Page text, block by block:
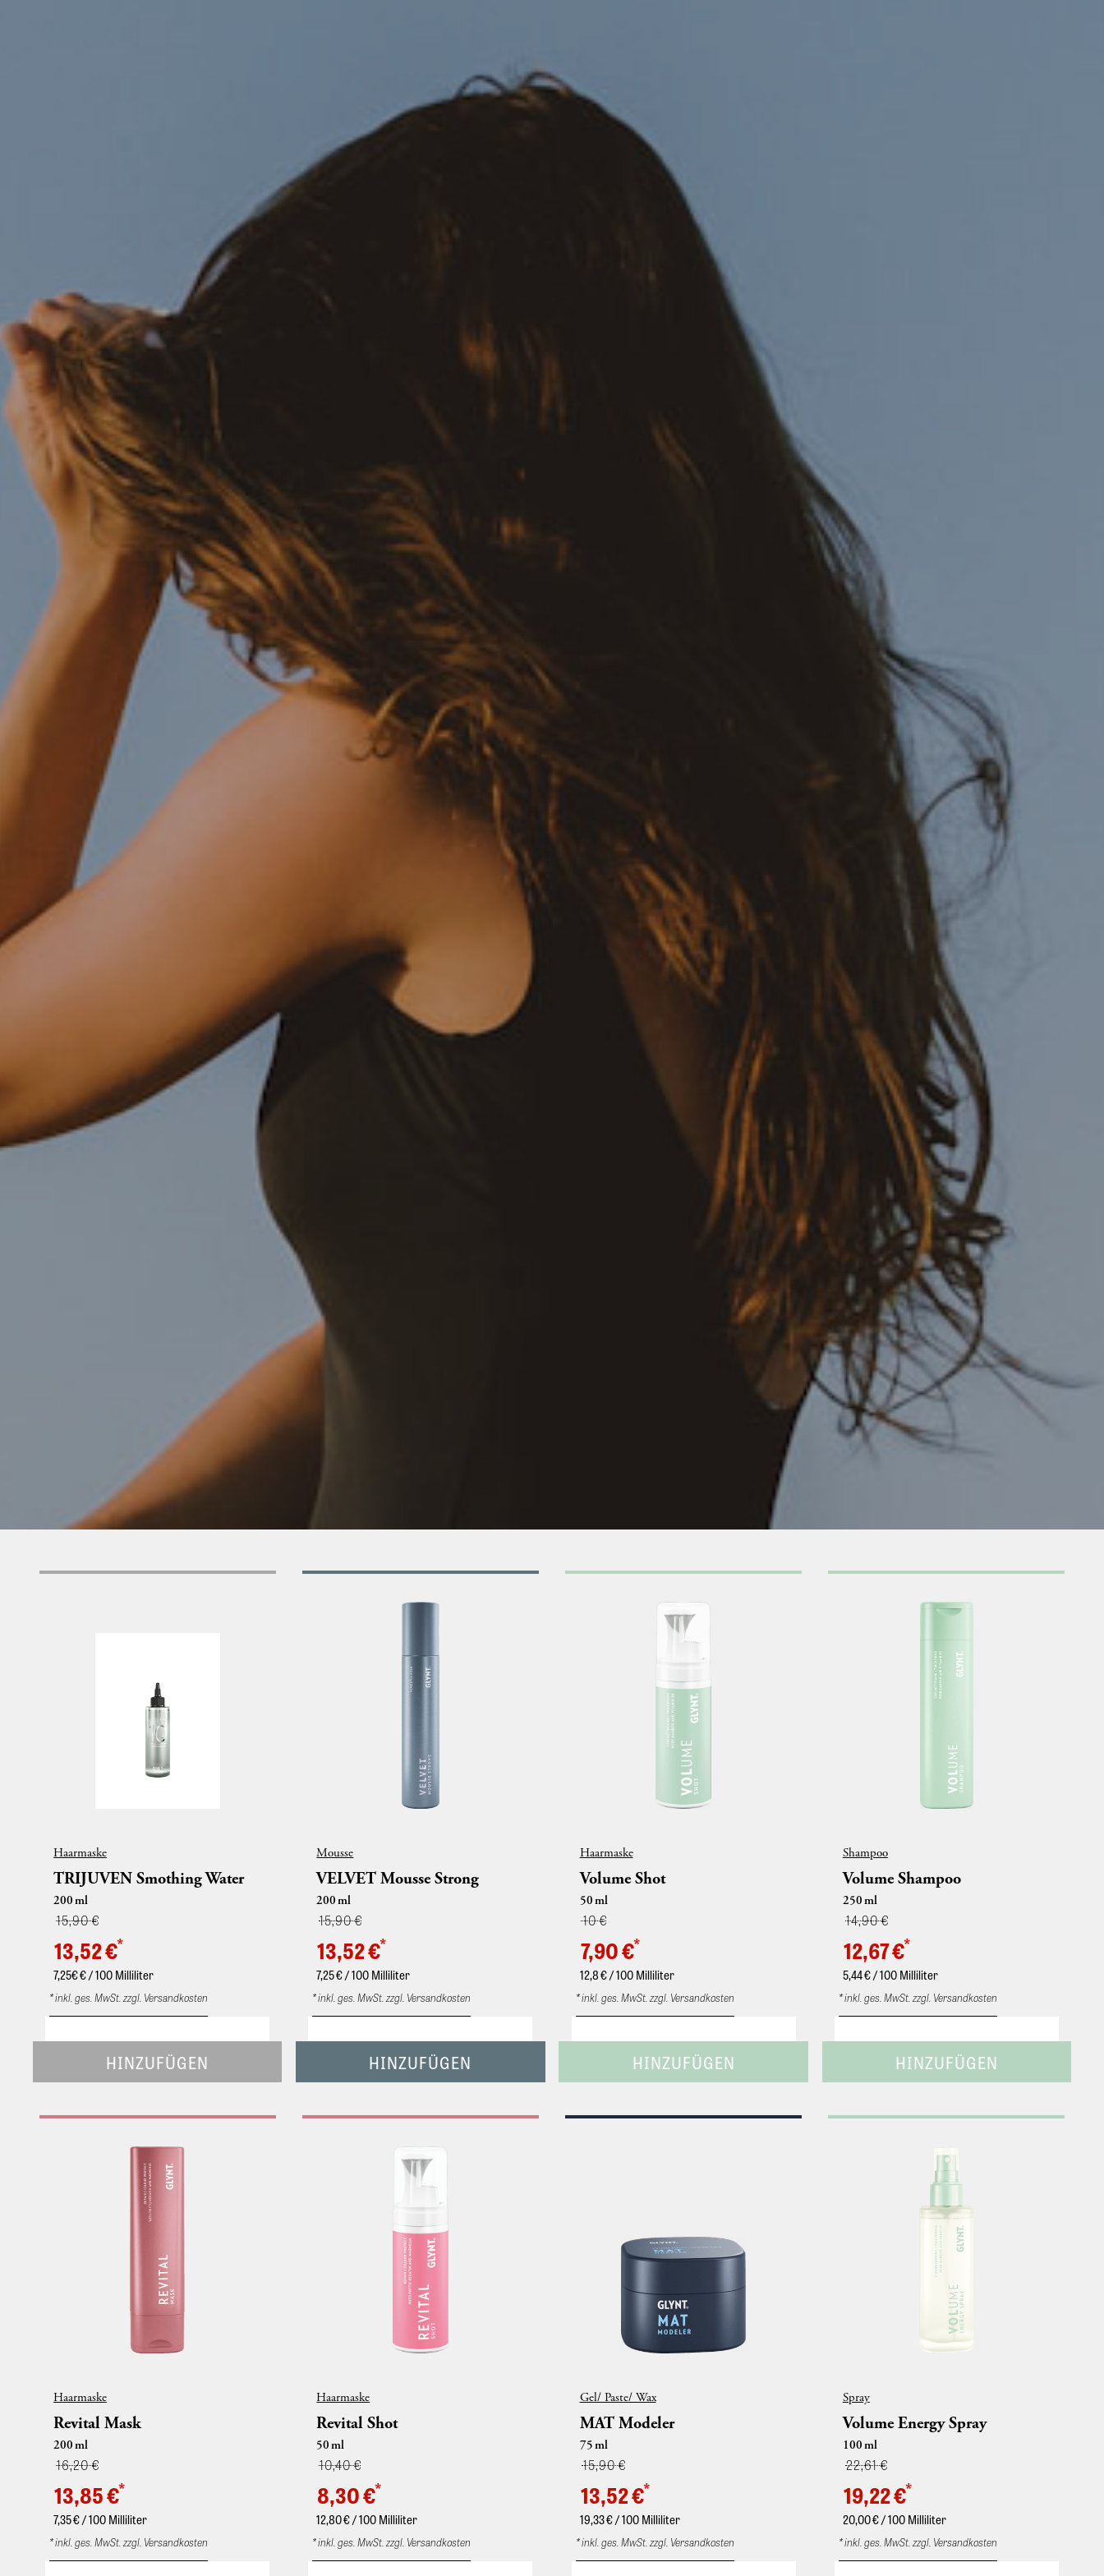
Haarmaske
TRIJUVEN Smothing Water
200ml
15,90 €
13,52 €*
7,25€€ / 100 Milliliter
* inkl. ges. MwSt. zzgl. Versandkosten
TRIJUVEN© Smoothing Water ist eine
intensiv Pflegebehandlung, die sowohl bei
gefärbten, gesträhnten, blondierten oder
kann: Das Fluid verleiht in nur 10 Sekunden
versiegelt es die Oberflächenstruktur des
Haares und sorgt so für sehr gute
Kämmbarkeit und einen sichtbaren Anti-
Mousse
VELVET Mousse Strong
200ml
15,90 €
13,52 €*
7,25€ / 100 Milliliter
* inkl. ges. MwSt. zzgl. Versandkosten
Effektvoller Volumenschaum mit starkem
Halt. Speziell für feines Haar. Ins frottierte
Haar geben. Volumenschaum für exakt
oder kraftloses Haar. Mit elastischen
mittleren bis starke Festigung. Ins frottierte
Haar geben, anschließend lufttrocknen
lassen oder föhnen.
Haarmaske
Volume Shot
50ml
10 €
7,90 €*
12,8€ / 100 Milliliter
* inkl. ges. MwSt. zzgl. Versandkosten
• Hochkonzentrierter Pflegeschaum. Gibt
feinem Haar Fülle und Kraft. Verbleibt im
Haar. • Ideal zur Anwendung während des
Pflegeschaum. Gibt feinem Haar Fülle und
Shampoo
Volume Shampoo
250ml
14,90 €
12,67 €*
5,44€ / 100 Milliliter
* inkl. ges. MwSt. zzgl. Versandkosten
• Sanft reinigendes Volumen-Shampoo. Mit
Bambus und Vitamin B5. • Das Haar erhält
sofort mehr Fülle und Kraft. Aufbauendes
milden Reinigung von kraftlosem oder
Rückständen und gibt sofort mehr Kraft und
Fülle. Sparsam verwenden und gründlich
Haarmaske
Revital Mask
200ml
16,20 €
13,85 €*
7,35€ / 100 Milliliter
* inkl. ges. MwSt. zzgl. Versandkosten
Haarmaske
Revital Shot
50ml
10,40 €
8,30 €*
12,80€ / 100 Milliliter
* inkl. ges. MwSt. zzgl. Versandkosten
Gel/ Paste/ Wax
MAT Modeler
75ml
15,90 €
13,52 €*
19,33€ / 100 Milliliter
* inkl. ges. MwSt. zzgl. Versandkosten
Spray
Volume Energy Spray
100ml
22,61 €
19,22 €*
20,00€ / 100 Milliliter
* inkl. ges. MwSt. zzgl. Versandkosten